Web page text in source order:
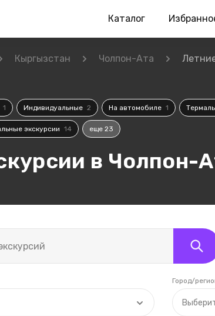
Каталог
Кыргызстан Чолпон-Ата
1 Индивидуальные 2 На автомобиле 1
экскурсии 14 еще 23
в Чолпон-
Город/